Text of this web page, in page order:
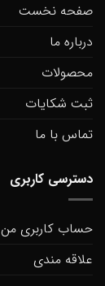
صفحه نخست
درباره ما
محصولات
ثبت شکایات
تماس با ما
دسترسی کاربری
حساب کاربری من
علاقه مندی